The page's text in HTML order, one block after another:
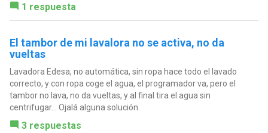
1 respuesta
El tambor de mi lavalora no se activa, no da
vueltas
Lavadora Edesa, no automática, sin ropa hace todo el lavado
correcto, y con ropa coge el agua, el programador va, pero el
tambor no lava, no da vueltas, y al final tira el agua sin
centrifugar... Ojalá alguna solución.
3 respuestas